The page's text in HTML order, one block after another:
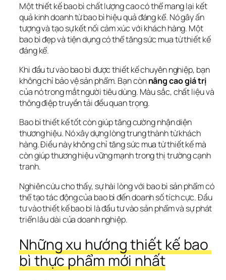
Một thiết kế bao bì chất lượng cao có thể mang lại kết
quả kinh doanh từ bao bì hiệu quả đáng kể. Nó gây ấn
tượng và tạo sự kết nối cảm xúc với khách hàng. Một
bao bì đẹp và tiện dụng có thể tăng sức mua từ thiết kế
đáng kể.
Khi đầu tư vào bao bì được thiết kế chuyên nghiệp, bạn
không chỉ bảo vệ sản phẩm. Bạn còn nâng cao giá trị
của nó trong mắt người tiêu dùng. Màu sắc, chất liệu và
thông điệp truyền tải đều quan trọng.
Bao bì thiết kế tốt còn giúp tăng cường nhận diện
thương hiệu. Nó xây dựng lòng trung thành từ khách
hàng. Điều này không chỉ tăng sức mua từ thiết kế mà
còn giúp thương hiệu vững mạnh trong thị trường cạnh
tranh.
Nghiên cứu cho thấy, sự hài lòng với bao bì sản phẩm có
thể tạo tác động của bao bì đến doanh số tích cực. Đầu
tư vào thiết kế bao bì là đầu tư vào sản phẩm và sự phát
triển lâu dài của doanh nghiệp.
Những xu hướng thiết kế bao
bì thực phẩm mới nhất